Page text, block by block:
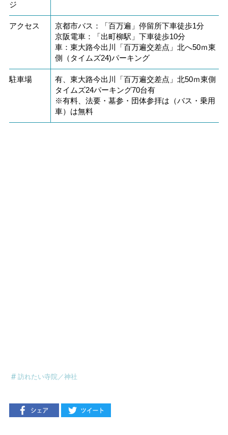
ジ
アクセス
京都市バス：「百万遍」停留所下車徒歩1分
京阪電車：「出町柳駅」下車徒歩10分
車：東大路今出川「百万遍交差点」北へ50ｍ東
側（タイムズ24)パーキング
駐車場
有、東大路今出川「百万遍交差点」北50ｍ東側
タイムズ24パーキング70台有
※有料、法要・墓参・団体参拝は（バス・乗用
車）は無料
訪れたい寺院／神社